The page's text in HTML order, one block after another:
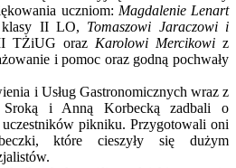
uczniom: Magdalenie Lenart
II LO, Tomaszowi Jaraczowi i
TŻiUG oraz Karolowi Mercikowi z
i pomoc oraz godną pochwały
i Usług Gastronomicznych wraz z
Sroką i Anną Korbecką zadbali o
pikniku. Przygotowali oni
które cieszyły się dużym